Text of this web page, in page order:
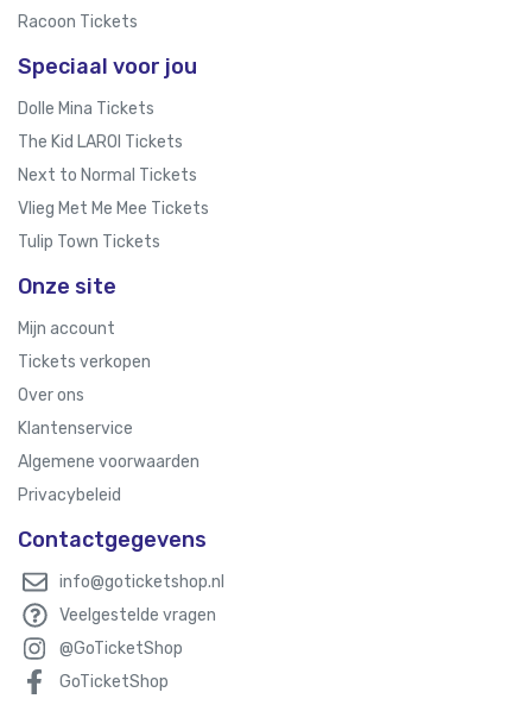
Racoon Tickets
Speciaal voor jou
Dolle Mina Tickets
The Kid LAROI Tickets
Next to Normal Tickets
Vlieg Met Me Mee Tickets
Tulip Town Tickets
Onze site
Mijn account
Tickets verkopen
Over ons
Klantenservice
Algemene voorwaarden
Privacybeleid
Contactgegevens
info@goticketshop.nl
Veelgestelde vragen
@GoTicketShop
GoTicketShop